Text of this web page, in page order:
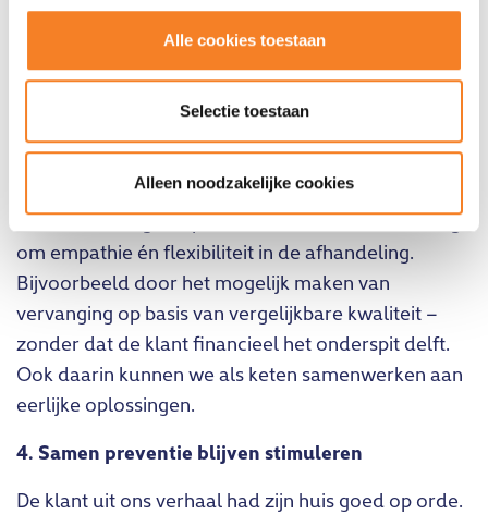
Alle cookies toestaan
Selectie toestaan
Alleen noodzakelijke cookies
3. Wat als herstel niet meer mogelijk is? Denk ook
aan vervanging
enige weg terug naar normaal. In zulke situaties is
het belangrijk dat er ook wordt nagedacht over hoe
consumenten geholpen kunnen worden. Dat vraagt
om empathie én flexibiliteit in de afhandeling.
Bijvoorbeeld door het mogelijk maken van
vervanging op basis van vergelijkbare kwaliteit –
zonder dat de klant financieel het onderspit delft.
Ook daarin kunnen we als keten samenwerken aan
eerlijke oplossingen.
4. Samen preventie blijven stimuleren
De klant uit ons verhaal had zijn huis goed op orde.